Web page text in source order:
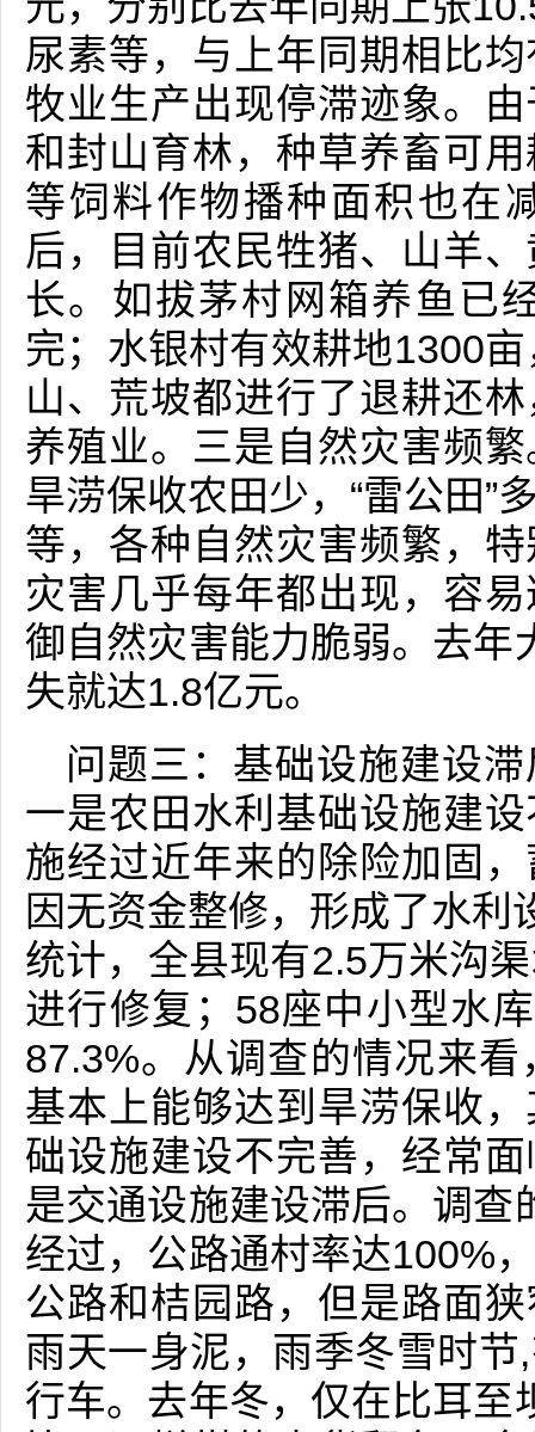
尿素等，与上年同期相比
牧业生产出现停滞迹象。
和封山育林，种草养畜可
等饲料作物播种面积也在
后，目前农民牲猪、山羊
长。如拔茅村网箱养鱼已
完；水银村有效耕地1300
山、荒坡都进行了退耕还
养殖业。三是自然灾害频
旱涝保收农田少，“雷公田”
等，各种自然灾害频繁，
灾害几乎每年都出现，容
御自然灾害能力脆弱。去年
失就达1.8亿元。
问题三：基础设施建设
一是农田水利基础设施建
施经过近年来的除险加固
因无资金整修，形成了水利
统计，全县现有2.5万米沟
进行修复；58座中小型水
87.3%。从调查的情况来
基本上能够达到旱涝保收
础设施建设不完善，经常
是交通设施建设滞后。调
经过，公路通村率达100%
公路和桔园路，但是路面
雨天一身泥，雨季冬雪时
行车。去年冬，仅在比耳至